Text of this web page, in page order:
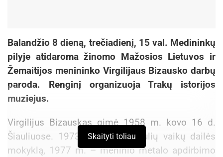
Balandžio 8 dieną, trečiadienį, 15 val. Medininkų
pilyje atidaroma žinomo Mažosios Lietuvos ir
Žemaitijos menininko Virgilijaus Bizausko darbų
paroda. Renginį organizuoja Trakų istorijos
muziejus.
Virgilijus Bizauskas gimė 1958 m. kovo 16 d.
Šiauliuose. 1973 m. baigė Šiaulių vaikų dailės
mokyklą, 1977 m. – meninio metalo apdirbimo
Skaityti toliau